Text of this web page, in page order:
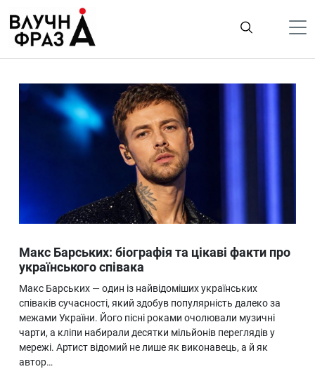
содержимому
Гроші
Життя
Лайфстайл
Людина
Ukraine
Про нас
Макс Барських: біографія та цікаві факти про
українського співака
Макс Барських — один із найвідоміших українських
співаків сучасності, який здобув популярність далеко за
межами України. Його пісні роками очолювали музичні
чарти, а кліпи набирали десятки мільйонів переглядів у
мережі. Артист відомий не лише як виконавець, а й як
автор…